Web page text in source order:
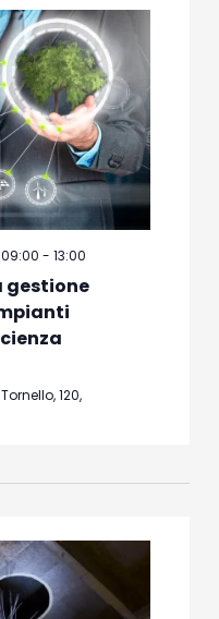
- 13:00
gestione
120,